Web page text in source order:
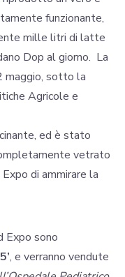
funzionante,
mille litri di latte
Dop al giorno. La
maggio, sotto la
Agricole e
ed è stato
vetrato
di ammirare la
Expo sono
, e verranno vendute